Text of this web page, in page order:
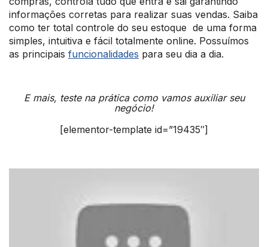
informações corretas para realizar suas vendas. Saiba
como ter total controle do seu estoque de uma forma
simples, intuitiva e fácil totalmente online. Possuímos
as principais funcionalidades para seu dia a dia.
E mais, teste na prática como vamos auxiliar seu
negócio!
[elementor-template id=”19435″]